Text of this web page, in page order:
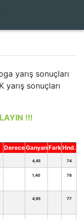
yarış sonuçları
yarış sonuçları
!!!
DereceGanyanFarkHnd.
4,45 74
1,40 78
4,95 77